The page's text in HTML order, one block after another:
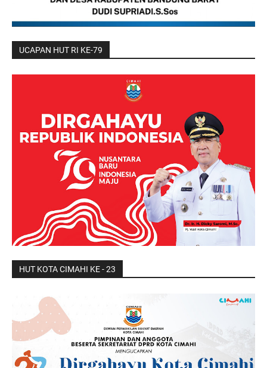
UCAPAN HUT RI KE-79
HUT KOTA CIMAHI KE - 23